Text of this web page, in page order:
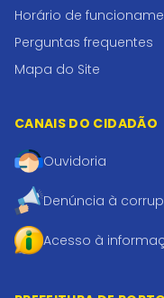
Horário de
Perguntas frequentes
Mapa do Site
CANAIS DO CIDADÃO
Ouvidoria
Denúncia à
Acesso à